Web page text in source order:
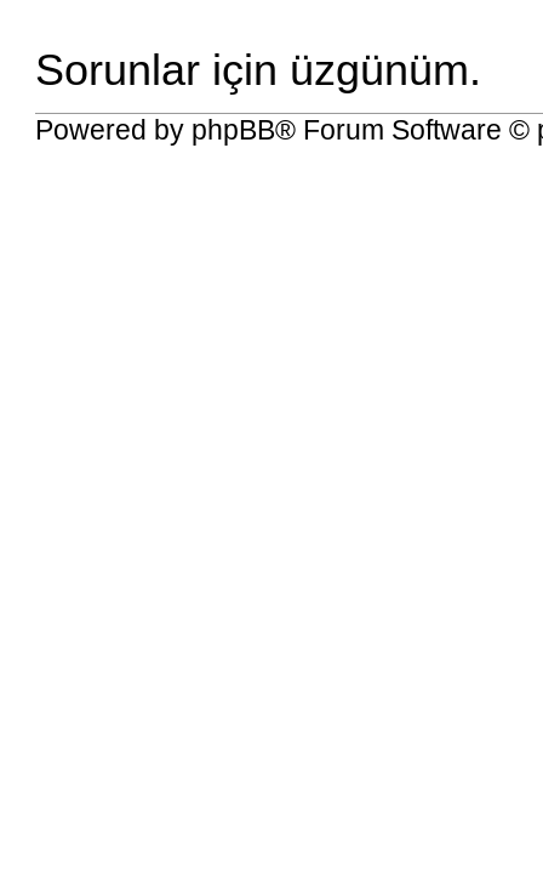
Sorunlar için üzgünüm.
Powered by phpBB® Forum Software ©